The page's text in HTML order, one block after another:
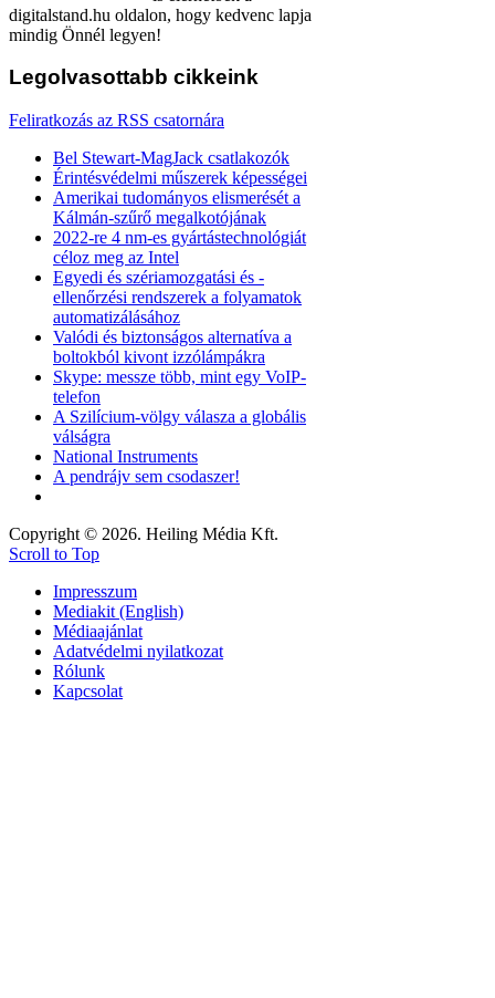
digitalstand.hu oldalon, hogy kedvenc lapja
mindig Önnél legyen!
Legolvasottabb cikkeink
Feliratkozás az RSS csatornára
Bel Stewart-MagJack csatlakozók
Érintésvédelmi műszerek képességei
Amerikai tudományos elismerését a
Kálmán-szűrő megalkotójának
2022-re 4 nm-es gyártástechnológiát
céloz meg az Intel
Egyedi és szériamozgatási és -
ellenőrzési rendszerek a folyamatok
automatizálásához
Valódi és biztonságos alternatíva a
boltokból kivont izzólámpákra
Skype: messze több, mint egy VoIP-
telefon
A Szilícium-völgy válasza a globális
válságra
National Instruments
A pendrájv sem csodaszer!
Copyright © 2026. Heiling Média Kft.
Scroll to Top
Impresszum
Mediakit (English)
Médiaajánlat
Adatvédelmi nyilatkozat
Rólunk
Kapcsolat